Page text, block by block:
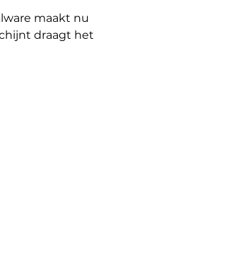
maakt nu
draagt ​​het